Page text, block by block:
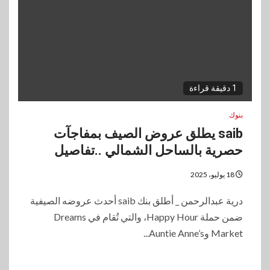
1 دقيقة قراءة
بنوك
saib يطلق عروض الصيف بمفاجآت
حصرية بالساحل الشمالي ..تفاصيل
درية عبدالرحمن _ أطلق بنك saib أحدث عروضه الصيفية
ضمن حملة Happy Hour، والتي تُقام في Dreams
Market وAuntie Anne’s...